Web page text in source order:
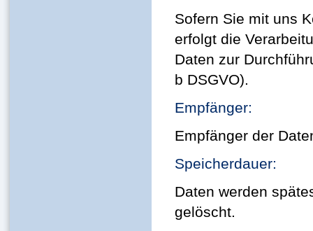
Sofern Sie mit uns
erfolgt die
Daten zur
b DSGVO).
Empfänger:
Empfänger der
Speicherdauer:
Daten werden
gelöscht.